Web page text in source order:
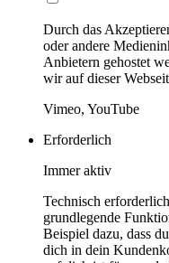
Durch das
oder andere
Anbietern gehostet
wir auf dieser
Vimeo, YouTube
Erforderlich
Immer aktiv
Technisch
grundlegende
Beispiel dazu, dass
dich in dein